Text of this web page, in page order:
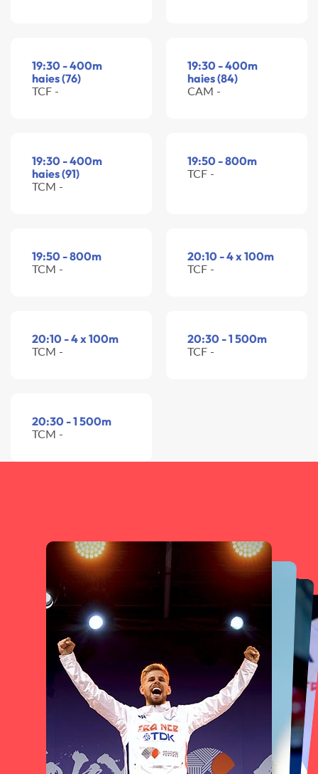
19:30 - 400m
haies (76)
TCF -
19:30 - 400m
haies (84)
CAM -
19:30 - 400m
haies (91)
TCM -
19:50 - 800m
TCF -
19:50 - 800m
TCM -
20:10 - 4 x 100m
TCF -
20:10 - 4 x 100m
TCM -
20:30 - 1 500m
TCF -
20:30 - 1 500m
TCM -